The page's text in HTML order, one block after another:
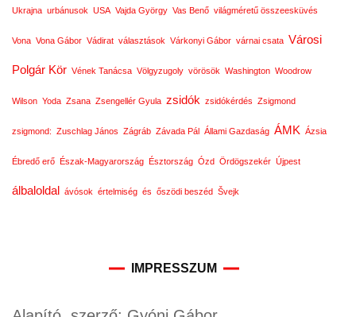
Ukrajna urbánusok USA Vajda György Vas Benő világméretű összeesküvés
Vona Vona Gábor Vádirat választások Várkonyi Gábor várnai csata Városi
Polgár Kör Vének Tanácsa Völgyzugoly vörösök Washington Woodrow
Wilson Yoda Zsana Zsengellér Gyula zsidók zsidókérdés Zsigmond
zsigmond: Zuschlag János Zágráb Závada Pál Állami Gazdaság ÁMK Ázsia
Ébredő erő Észak-Magyarország Észtország Ózd Ördögszekér Újpest
álbaloldal ávósok értelmiség és őszödi beszéd Švejk
IMPRESSZUM